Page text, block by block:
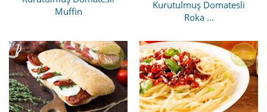
Muffin
Kurutulmuş Domatesli
Roka ...